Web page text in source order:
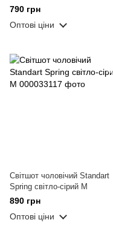
принтом Life Sounds
шовкографія роз. 2XL
790 грн
Оптові ціни
Світшот чоловічий Standart
Spring світло-сірий M
890 грн
Оптові ціни